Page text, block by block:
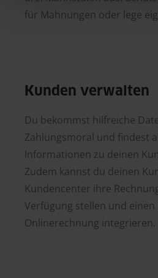
für Mahnungen oder lege
Kunden verwalten
Du bekommst hilfreiche
Zahlungsmoral und findest
Informationen zu deinen
Zudem kannst du deinen
Kundencenter ihre
Verfügung stellen und einen
Onlinerechnung integrieren.